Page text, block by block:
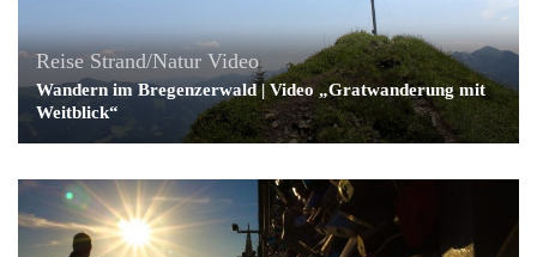
Reise Strand/Natur Video
Wandern im Bregenzerwald | Video „Gratwanderung mit
Weitblick“